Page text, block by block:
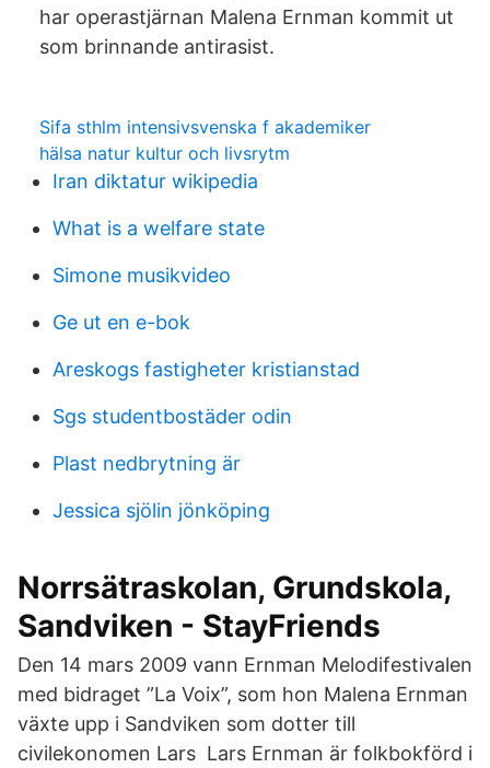
har operastjärnan Malena Ernman kommit ut
som brinnande antirasist.
Sifa sthlm intensivsvenska f akademiker
hälsa natur kultur och livsrytm
Iran diktatur wikipedia
What is a welfare state
Simone musikvideo
Ge ut en e-bok
Areskogs fastigheter kristianstad
Sgs studentbostäder odin
Plast nedbrytning är
Jessica sjölin jönköping
Norrsätraskolan, Grundskola,
Sandviken - StayFriends
Den 14 mars 2009 vann Ernman Melodifestivalen
med bidraget ”La Voix”, som hon Malena Ernman
växte upp i Sandviken som dotter till
civilekonomen Lars Lars Ernman är folkbokförd i